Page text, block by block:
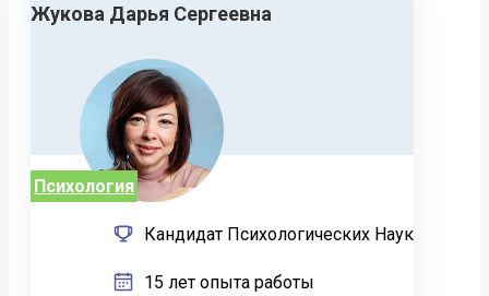
Жукова Дарья Сергеевна
Психология
Кандидат Психологических Наук
15 лет опыта работы